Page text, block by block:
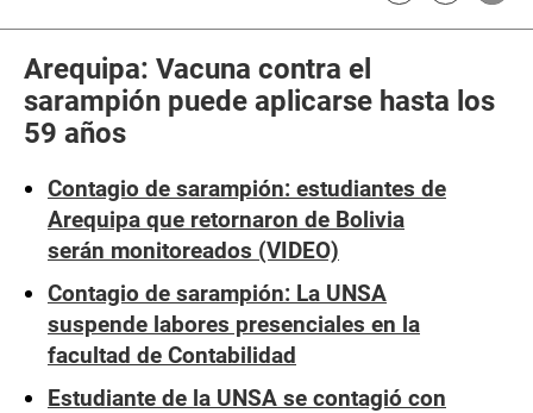
Arequipa: Vacuna contra el
sarampión puede aplicarse hasta los
59 años
Contagio de sarampión: estudiantes de
Arequipa que retornaron de Bolivia
serán monitoreados (VIDEO)
Contagio de sarampión: La UNSA
suspende labores presenciales en la
facultad de Contabilidad
Estudiante de la UNSA se contagió con